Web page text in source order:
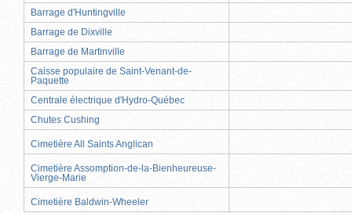
Barrage d'Huntingville
Barrage de Dixville
Barrage de Martinville
Caisse populaire de Saint-Venant-de-
Paquette
Centrale électrique d'Hydro-Québec
Chutes Cushing
Cimetière All Saints Anglican
Cimetière Assomption-de-la-Bienheureuse-
Vierge-Marie
Cimetière Baldwin-Wheeler